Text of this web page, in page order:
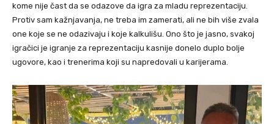
kome nije čast da se odazove da igra za mladu reprezentaciju.
Protiv sam kažnjavanja, ne treba im zamerati, ali ne bih više zvala
one koje se ne odazivaju i koje kalkulišu. Ono što je jasno, svakoj
igračici je igranje za reprezentaciju kasnije donelo duplo bolje
ugovore, kao i trenerima koji su napredovali u karijerama.